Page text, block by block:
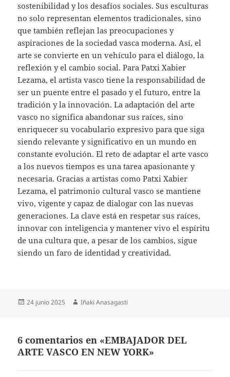
sostenibilidad y los desafíos sociales. Sus esculturas
no solo representan elementos tradicionales, sino
que también reflejan las preocupaciones y
aspiraciones de la sociedad vasca moderna. Así, el
arte se convierte en un vehículo para el diálogo, la
reflexión y el cambio social. Para Patxi Xabier
Lezama, el artista vasco tiene la responsabilidad de
ser un puente entre el pasado y el futuro, entre la
tradición y la innovación. La adaptación del arte
vasco no significa abandonar sus raíces, sino
enriquecer su vocabulario expresivo para que siga
siendo relevante y significativo en un mundo en
constante evolución. El reto de adaptar el arte vasco
a los nuevos tiempos es una tarea apasionante y
necesaria. Gracias a artistas como Patxi Xabier
Lezama, el patrimonio cultural vasco se mantiene
vivo, vigente y capaz de dialogar con las nuevas
generaciones. La clave está en respetar sus raíces,
innovar con inteligencia y mantener vivo el espíritu
de una cultura que, a pesar de los cambios, sigue
siendo un faro de identidad y creatividad.
Publicado
24 junio 2025 Autor
Iñaki Anasagasti
6 comentarios en «EMBAJADOR DEL
ARTE VASCO EN NEW YORK»